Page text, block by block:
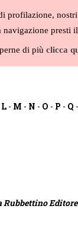
L - M - N - O - P - Q -
profilazione,
navigazione presti
di più clicca